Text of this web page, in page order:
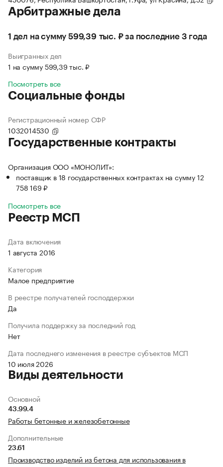
Арбитражные дела
1 дел на сумму 599,39 тыс. ₽ за последние 3 года
Выигранных дел
1 на сумму 599,39 тыс. ₽
Посмотреть все
Социальные фонды
Регистрационный номер СФР
1032014530
Государственные контракты
Организация ООО «МОНОЛИТ»:
поставщик в 18 государственных контрактах на сумму 12
758 169 ₽
Посмотреть все
Реестр МСП
Дата включения
1 августа 2016
Категория
Малое предприятие
В реестре получателей господдержки
Да
Получила поддержку за последний год
Нет
Дата последнего изменения в реестре субъектов МСП
10 июля 2026
Виды деятельности
Основной
43.99.4
Работы бетонные и железобетонные
Дополнительные
23.61
Производство изделий из бетона для использования в